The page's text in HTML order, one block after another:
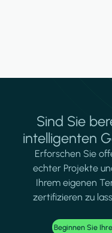
Sind Sie
intelligenten
Erforschen Sie
echter Projekte
Ihrem eigenen
zertifizieren zu
Beginnen Sie